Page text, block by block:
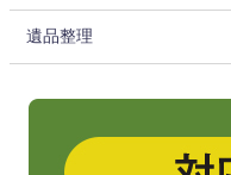
遺品整理